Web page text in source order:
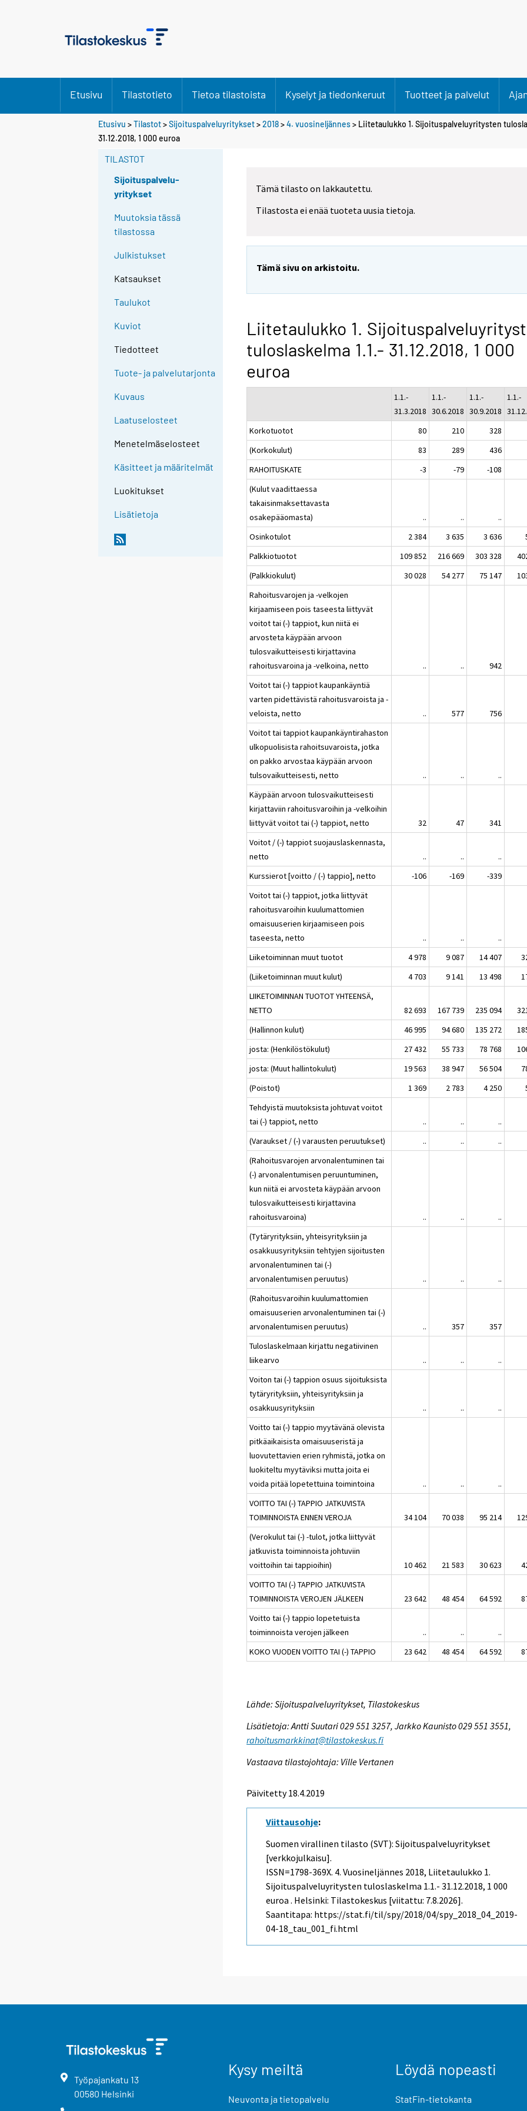
Etusivu Tilastotieto Tietoa tilastoista Kyselyt ja tiedonkeruut Tuotteet ja palvelut
Etusivu >Tilastot>Sijoituspalveluyritykset>2018>4. vuosineljännes> Liitetaulukko 1. Sijoituspalveluyritysten
31.12.2018, 1 000 euroa
TILASTOT
Sijoituspalvelu-
yritykset
Muutoksia tässä
tilastossa
Julkistukset
Katsaukset
Taulukot
Kuviot
Tiedotteet
Tuote- ja palvelutarjonta
Kuvaus
Laatuselosteet
Menetelmäselosteet
Käsitteet ja määritelmät
Luokitukset
Lisätietoja
Tämä tilasto on lakkautettu.
Tilastosta ei enää tuoteta uusia tietoja.
Tämä sivu on arkistoitu.
Liitetaulukko 1.
tuloslaskelma 1.1.- 31.12.2018, 1 000
euroa
1.1.-
31.3.2018
1.1.-
30.6.2018
1.1.-
30.9.2018
1.1.-
Korkotuotot
80 210
328
(Korkokulut)
83 289
436
RAHOITUSKATE
-3 -79
-108
(Kulut vaadittaessa
takaisinmaksettavasta
osakepääomasta)
.. ..
..
Osinkotulot
2 384 3 635 3 636
Palkkiotuotot
109 852 216 669 303 328
(Palkkiokulut)
30 028 54 277 75 147
Rahoitusvarojen ja -velkojen
kirjaamiseen pois taseesta liittyvät
voitot tai (-) tappiot, kun niitä ei
arvosteta käypään arvoon
tulosvaikutteisesti kirjattavina
rahoitusvaroina ja -velkoina, netto
.. ..
942
Voitot tai (-) tappiot kaupankäyntiä
varten pidettävistä rahoitusvaroista ja -
veloista, netto
.. 577
756
Voitot tai tappiot kaupankäyntirahaston
ulkopuolisista rahoitsuvaroista, jotka
on pakko arvostaa käypään arvoon
tulsovaikutteisesti, netto
.. ..
..
Käypään arvoon tulosvaikutteisesti
kirjattaviin rahoitusvaroihin ja -velkoihin
liittyvät voitot tai (-) tappiot, netto
32 47
341
Voitot / (-) tappiot suojauslaskennasta,
netto
.. ..
..
Kurssierot [voitto / (-) tappio], netto
-106 -169
-339
Voitot tai (-) tappiot, jotka liittyvät
rahoitusvaroihin kuulumattomien
omaisuuserien kirjaamiseen pois
taseesta, netto
.. ..
..
Liiketoiminnan muut tuotot
4 978 9 087 14 407
(Liiketoiminnan muut kulut)
4 703 9 141 13 498
LIIKETOIMINNAN TUOTOT YHTEENSÄ,
NETTO
82 693 167 739 235 094
(Hallinnon kulut)
46 995 94 680 135 272
josta: (Henkilöstökulut)
27 432 55 733 78 768
josta: (Muut hallintokulut)
19 563 38 947 56 504
(Poistot)
1 369 2 783 4 250
Tehdyistä muutoksista johtuvat voitot
tai (-) tappiot, netto
.. ..
..
(Varaukset / (-) varausten peruutukset)
.. ..
..
(Rahoitusvarojen arvonalentuminen tai
(-) arvonalentumisen peruuntuminen,
kun niitä ei arvosteta käypään arvoon
tulosvaikutteisesti kirjattavina
rahoitusvaroina)
.. ..
..
(Tytäryrityksiin, yhteisyrityksiin ja
osakkuusyrityksiin tehtyjen sijoitusten
arvonalentuminen tai (-)
arvonalentumisen peruutus)
.. ..
..
(Rahoitusvaroihin kuulumattomien
omaisuuserien arvonalentuminen tai (-)
arvonalentumisen peruutus)
.. 357
357
Tuloslaskelmaan kirjattu negatiivinen
liikearvo
.. ..
..
Voiton tai (-) tappion osuus sijoituksista
tytäryrityksiin, yhteisyrityksiin ja
osakkuusyrityksiin
.. ..
..
Voitto tai (-) tappio myytävänä olevista
pitkäaikaisista omaisuuseristä ja
luovutettavien erien ryhmistä, jotka on
luokiteltu myytäviksi mutta joita ei
voida pitää lopetettuina toimintoina
.. ..
..
VOITTO TAI (-) TAPPIO JATKUVISTA
TOIMINNOISTA ENNEN VEROJA
34 104 70 038 95 214
(Verokulut tai (-) -tulot, jotka liittyvät
jatkuvista toiminnoista johtuviin
voittoihin tai tappioihin)
10 462 21 583 30 623
VOITTO TAI (-) TAPPIO JATKUVISTA
TOIMINNOISTA VEROJEN JÄLKEEN
23 642 48 454 64 592
Voitto tai (-) tappio lopetetuista
toiminnoista verojen jälkeen
.. ..
..
KOKO VUODEN VOITTO TAI (-) TAPPIO
23 642 48 454 64 592
Lähde: Sijoituspalveluyritykset, Tilastokeskus
Lisätietoja: Antti Suutari 029 551 3257, Jarkko Kaunisto 029 551 3551,
rahoitusmarkkinat@tilastokeskus.fi
Vastaava tilastojohtaja: Ville Vertanen
Päivitetty 18.4.2019
Viittausohje:
Suomen virallinen tilasto (SVT): Sijoituspalveluyritykset
[verkkojulkaisu].
ISSN=1798-369X. 4. Vuosineljännes 2018, Liitetaulukko 1.
Sijoituspalveluyritysten tuloslaskelma 1.1.- 31.12.2018, 1 000
euroa . Helsinki: Tilastokeskus [viitattu: 7.8.2026].
Saantitapa: https://stat.fi/til/spy/2018/04/spy_2018_04_2019-
04-18_tau_001_fi.html
Työpajankatu 13
00580 Helsinki
Kysy meiltä
Neuvonta ja tietopalvelu
Löydä nopeasti
StatFin-tietokanta